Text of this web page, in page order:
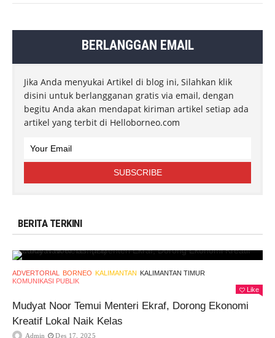
BERLANGGAN EMAIL
Jika Anda menyukai Artikel di blog ini, Silahkan klik
disini untuk berlangganan gratis via email, dengan
begitu Anda akan mendapat kiriman artikel setiap ada
artikel yang terbit di Helloborneo.com
BERITA TERKINI
ADVERTORIAL BORNEO KALIMANTAN KALIMANTAN TIMUR
KOMUNIKASI PUBLIK
Like
Mudyat Noor Temui Menteri Ekraf, Dorong Ekonomi
Kreatif Lokal Naik Kelas
Admin Des 17, 2025